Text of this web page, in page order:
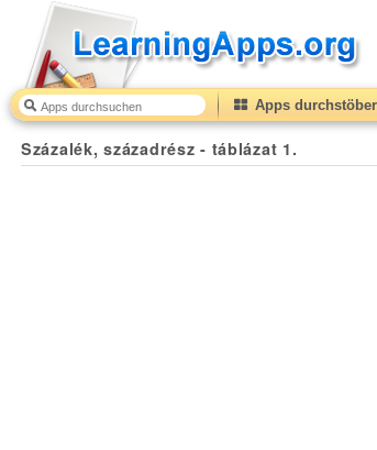
Apps
Százalék, századrész - táblázat 1.